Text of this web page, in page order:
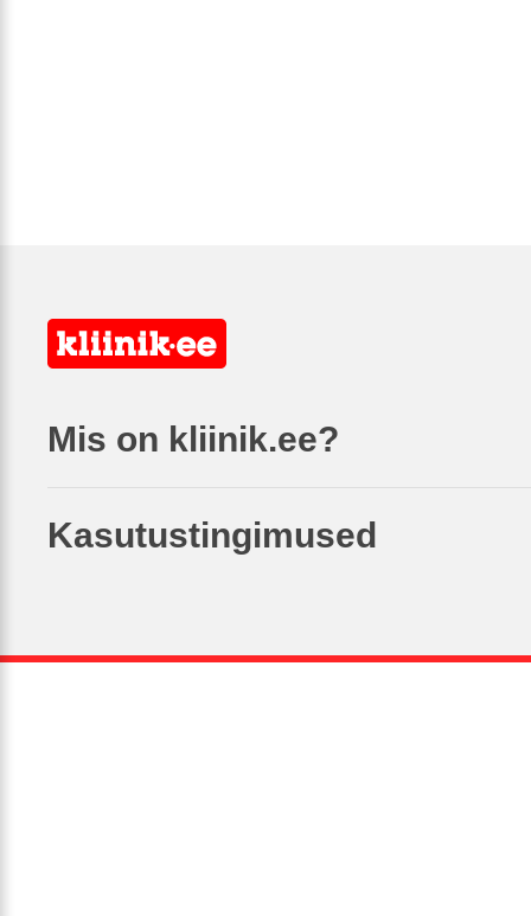
Mis on kliinik.ee?
Kasutustingimused